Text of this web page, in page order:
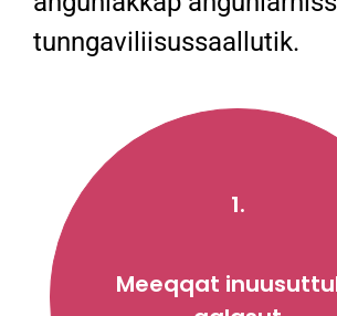
tunngaviliisussaallutik.
1.
Meeqqat